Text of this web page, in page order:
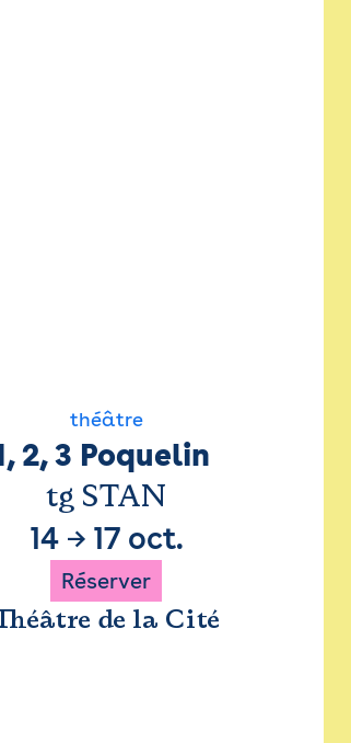
théâtre
2, 3 Poquelin
tg STAN
14→ 17 oct.
Réserver
de la Cité